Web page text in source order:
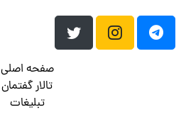
صفحه اصلی
تالار گفتمان
تبلیغات